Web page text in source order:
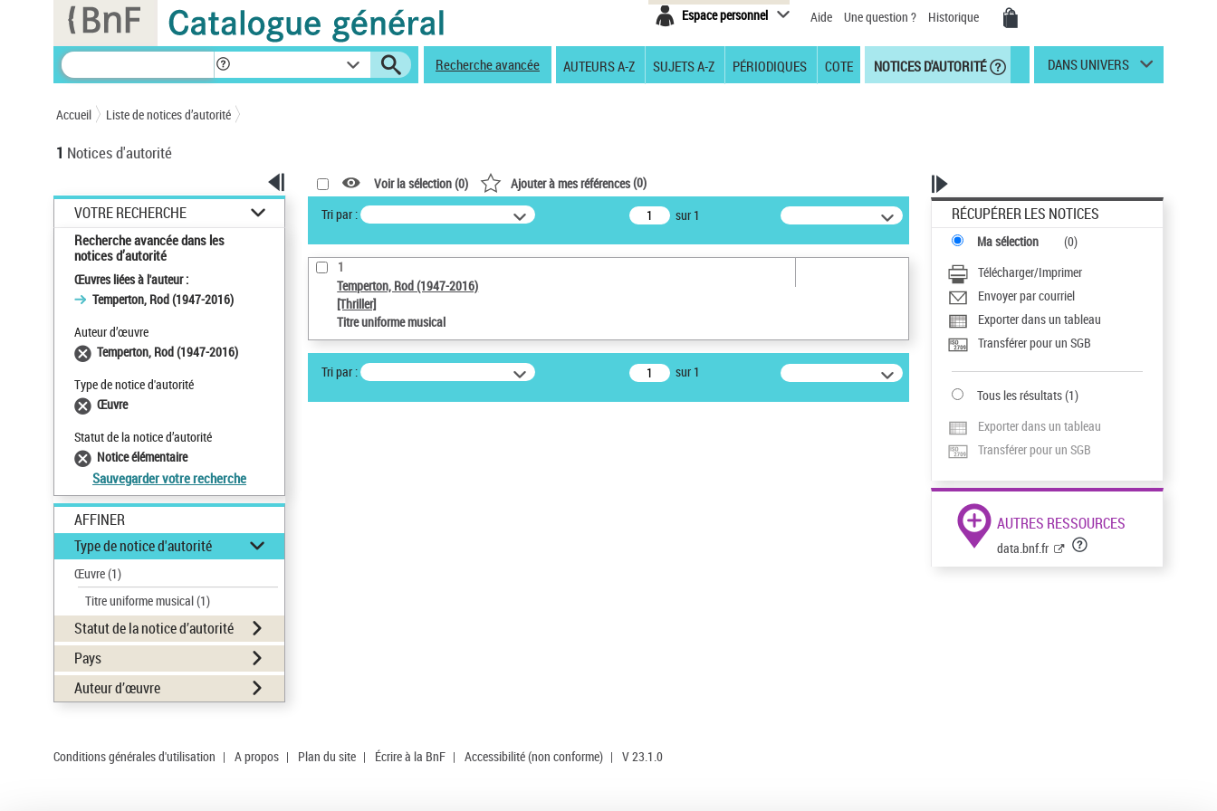
Espace personnel Aide Une question ? Historique
Recherche avancée AUTEURS A-Z SUJETS A-Z PÉRIODIQUES COTE NOTICES D'AUTORITÉ DANS UNIVERS
Accueil Liste de notices d’autorité
1 Notices d'autorité
VOTRE RECHERCHE
Recherche avancée dans les
notices d’autorité
Œuvres liées à l'auteur :
Temperton, Rod (1947-2016)
Auteur d’œuvre
Temperton, Rod (1947-2016)
Type de notice d'autorité
Œuvre
Statut de la notice d’autorité
Notice élémentaire
Sauvegarder votre recherche
AFFINER
Type de notice d'autorité
Œuvre(1)
Titre uniforme musical(1)
Statut de la notice d’autorité
Pays
Auteur d’œuvre
Voir la sélection (0) Ajouter à mes références(0)
Tri par :
sur 1
1
Temperton, Rod (1947-2016)
[Thriller]
Titre uniforme musical
Tri par : sur 1
RÉCUPÉRER LES NOTICES
Ma sélection (0)
Télécharger/Imprimer
Envoyer par courriel
Exporter dans un tableau
Transférer pour un SGB
Tous les résultats(1)
Exporter dans un tableau
Transférer pour un SGB
AUTRES RESSOURCES
data.bnf.fr
Conditions générales d'utilisation | A propos | Plan du site | Écrire à la BnF | Accessibilité (non conforme) | V 23.1.0
Panneau de gestion des cookies